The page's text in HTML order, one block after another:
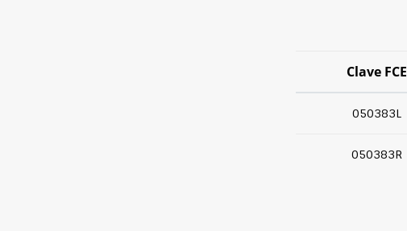
Clave FCE
050383L
050383R